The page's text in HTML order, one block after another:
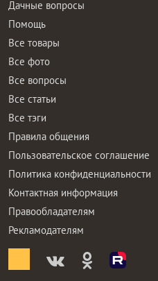
Дачные вопросы
Помощь
Все товары
Все фото
Все вопросы
Все статьи
Все тэги
Правила общения
Пользовательское соглашение
Политика конфиденциальности
Контактная информация
Правообладателям
Рекламодателям